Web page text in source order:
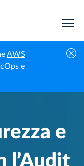
AWS
e
e Conformità con
in MariaDB
e
l’Audit